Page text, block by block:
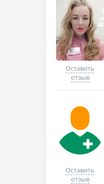
Оставить
отзыв
Оставить
отзыв